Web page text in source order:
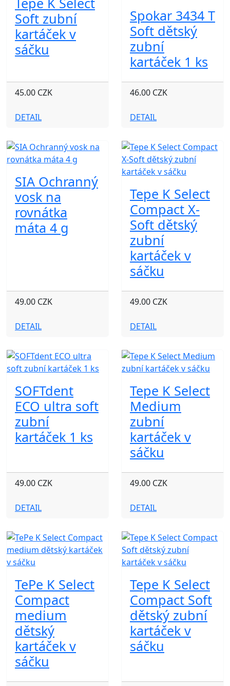
Soft zubní
kartáček v
sáčku
45.00 CZK
DETAIL
Spokar 3434 T
Soft dětský
zubní
kartáček 1 ks
46.00 CZK
DETAIL
SIA Ochranný
vosk na
rovnátka
máta 4 g
49.00 CZK
DETAIL
Tepe K Select
Compact X-
Soft dětský
zubní
kartáček v
sáčku
49.00 CZK
DETAIL
SOFTdent
ECO ultra soft
zubní
kartáček 1 ks
49.00 CZK
DETAIL
Tepe K Select
Medium
zubní
kartáček v
sáčku
49.00 CZK
DETAIL
TePe K Select
Compact
medium
dětský
kartáček v
sáčku
Tepe K Select
Compact Soft
dětský zubní
kartáček v
sáčku